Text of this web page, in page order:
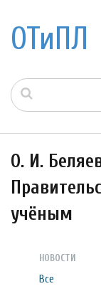
ОТиПЛ
О. И.
учёным
НОВОСТИ
Все